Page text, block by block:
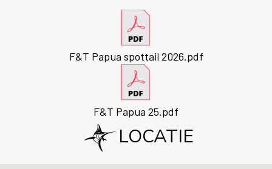
F&T Papua spottail 2026.pdf
F&T Papua 25.pdf
LOCATIE